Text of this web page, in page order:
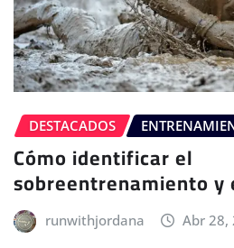
DESTACADOS
Cómo identificar el
sobreentrenamiento
runwithjordana Abr 28,